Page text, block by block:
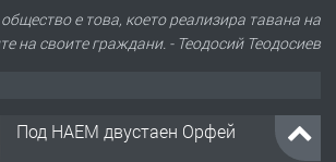
е това, което реализира тавана на
на своите граждани. - Теодосий Теодосиев
Под НАЕМ двустаен Орфей